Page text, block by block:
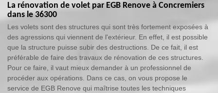
La rénovation de volet par EGB Renove à Concremiers
dans le 36300
Les volets sont des structures qui sont très fortement exposées à
des agressions qui viennent de l'extérieur. En effet, il est possible
que la structure puisse subir des destructions. De ce fait, il est
préférable de faire des travaux de rénovation de ces structures.
Pour ce faire, il vaut mieux demander à un professionnel de
procéder aux opérations. Dans ce cas, on vous propose le
service de EGB Renove qui maîtrise toutes les techniques